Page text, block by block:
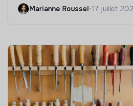
Marianne Roussel•17 juillet